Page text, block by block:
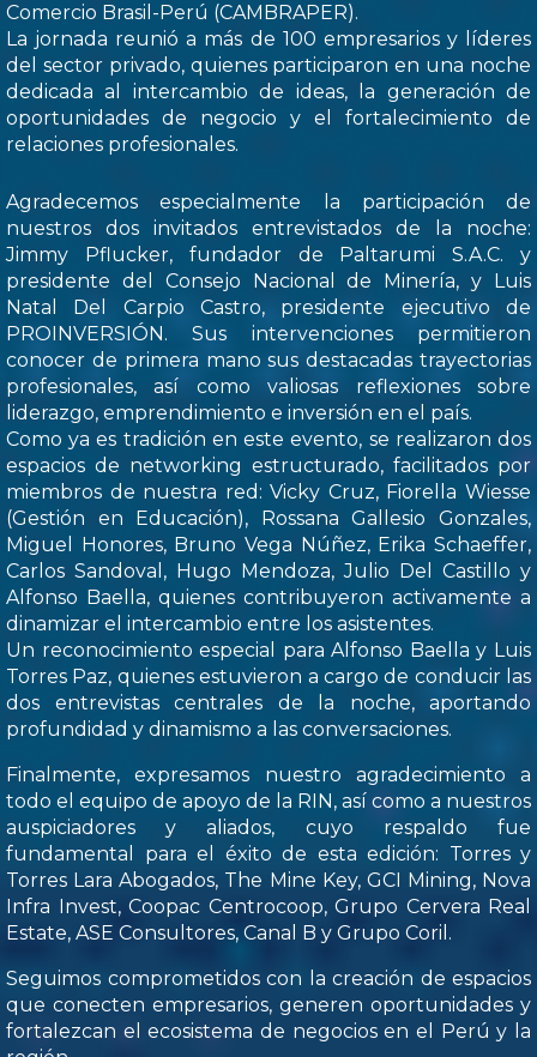
Comercio Brasil-Perú (CAMBRAPER).
La jornada reunió a más de 100 empresarios y líderes
del sector privado, quienes participaron en una noche
dedicada al intercambio de ideas, la generación de
oportunidades de negocio y el fortalecimiento de
relaciones profesionales.
Agradecemos especialmente la participación de
nuestros dos invitados entrevistados de la noche:
Jimmy Pflucker, fundador de Paltarumi S.A.C. y
presidente del Consejo Nacional de Minería, y Luis
Natal Del Carpio Castro, presidente ejecutivo de
PROINVERSIÓN. Sus intervenciones permitieron
conocer de primera mano sus destacadas trayectorias
profesionales, así como valiosas reflexiones sobre
liderazgo, emprendimiento e inversión en el país.
Como ya es tradición en este evento, se realizaron dos
espacios de networking estructurado, facilitados por
miembros de nuestra red: Vicky Cruz, Fiorella Wiesse
(Gestión en Educación), Rossana Gallesio Gonzales,
Miguel Honores, Bruno Vega Núñez, Erika Schaeffer,
Carlos Sandoval, Hugo Mendoza, Julio Del Castillo y
Alfonso Baella, quienes contribuyeron activamente a
dinamizar el intercambio entre los asistentes.
Un reconocimiento especial para Alfonso Baella y Luis
Torres Paz, quienes estuvieron a cargo de conducir las
dos entrevistas centrales de la noche, aportando
profundidad y dinamismo a las conversaciones.
Finalmente, expresamos nuestro agradecimiento a
todo el equipo de apoyo de la RIN, así como a nuestros
auspiciadores y aliados, cuyo respaldo fue
fundamental para el éxito de esta edición: Torres y
Torres Lara Abogados, The Mine Key, GCI Mining, Nova
Infra Invest, Coopac Centrocoop, Grupo Cervera Real
Estate, ASE Consultores, Canal B y Grupo Coril.
Seguimos comprometidos con la creación de espacios
que conecten empresarios, generen oportunidades y
fortalezcan el ecosistema de negocios en el Perú y la